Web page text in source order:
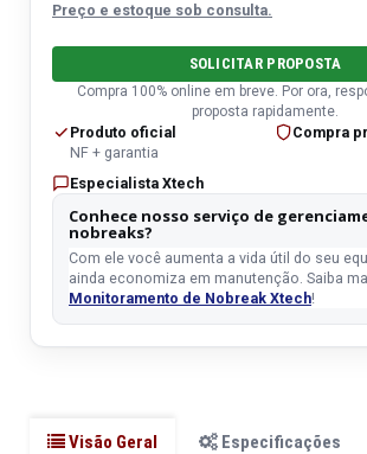
Preço e estoque sob consulta.
SOLICITAR PROPOSTA
Compra 100% online em breve. Por ora,
proposta rapidamente.
Produto oficial
NF + garantia
Compra
Especialista Xtech
Conhece nosso serviço de
nobreaks?
Com ele você aumenta a vida útil do seu
ainda economiza em manutenção. Saiba
Monitoramento de Nobreak Xtech!
Visão Geral Especificações